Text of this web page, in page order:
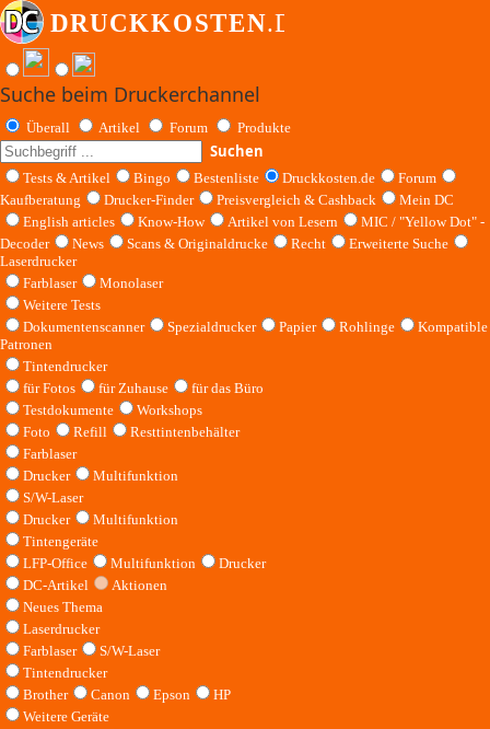
Suche beim Druckerchannel
Überall Artikel Forum Produkte
Suchen
Tests & Artikel Bingo Bestenliste Druckkosten.de
Forum
Kaufberatung
Drucker-Finder Preisvergleich & Cashback
Mein DC
English articles
Know-How Artikel von Lesern
MIC / "Yellow Dot" -
Decoder
News Scans & Originaldrucke Recht
Erweiterte Suche
Laserdrucker
Farblaser
Monolaser
Weitere Tests
Dokumentenscanner
Spezialdrucker Papier Rohlinge
Kompatible
Patronen
Tintendrucker
für Fotos
für Zuhause
für das Büro
Testdokumente
Workshops
Foto
Refill
Resttintenbehälter
Farblaser
Drucker
Multifunktion
S/W-Laser
Drucker
Multifunktion
Tintengeräte
LFP-Office
Multifunktion
Drucker
DC-Artikel
Aktionen
Neues Thema
Laserdrucker
Farblaser
S/W-Laser
Tintendrucker
Brother
Canon Epson
HP
Weitere Geräte